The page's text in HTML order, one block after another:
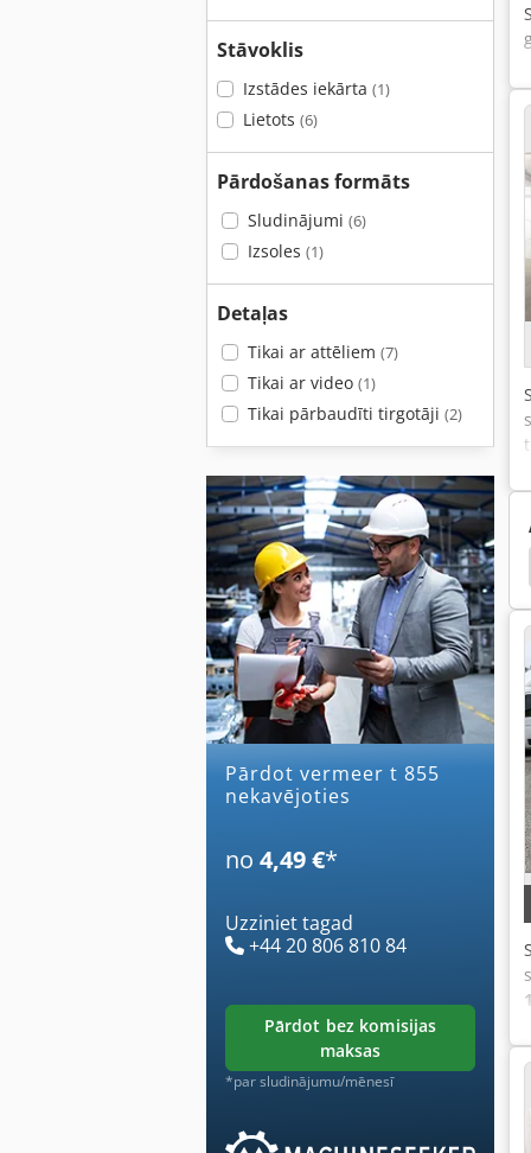
Stāvoklis
Izstādes iekārta (1)
Lietots (6)
Pārdošanas formāts
Sludinājumi (6)
Izsoles (1)
Detaļas
Tikai ar attēliem (7)
Tikai ar video (1)
Tikai pārbaudīti tirgotāji (2)
Pārdot vermeer t 855
nekavējoties
no 4,49 €*
Uzziniet tagad
+44 20 806 810 84
pārdot bez komisijas
maksas
*par sludinājumu/mēnesī
Vermeer Rt 650 Vermeer Sc 252